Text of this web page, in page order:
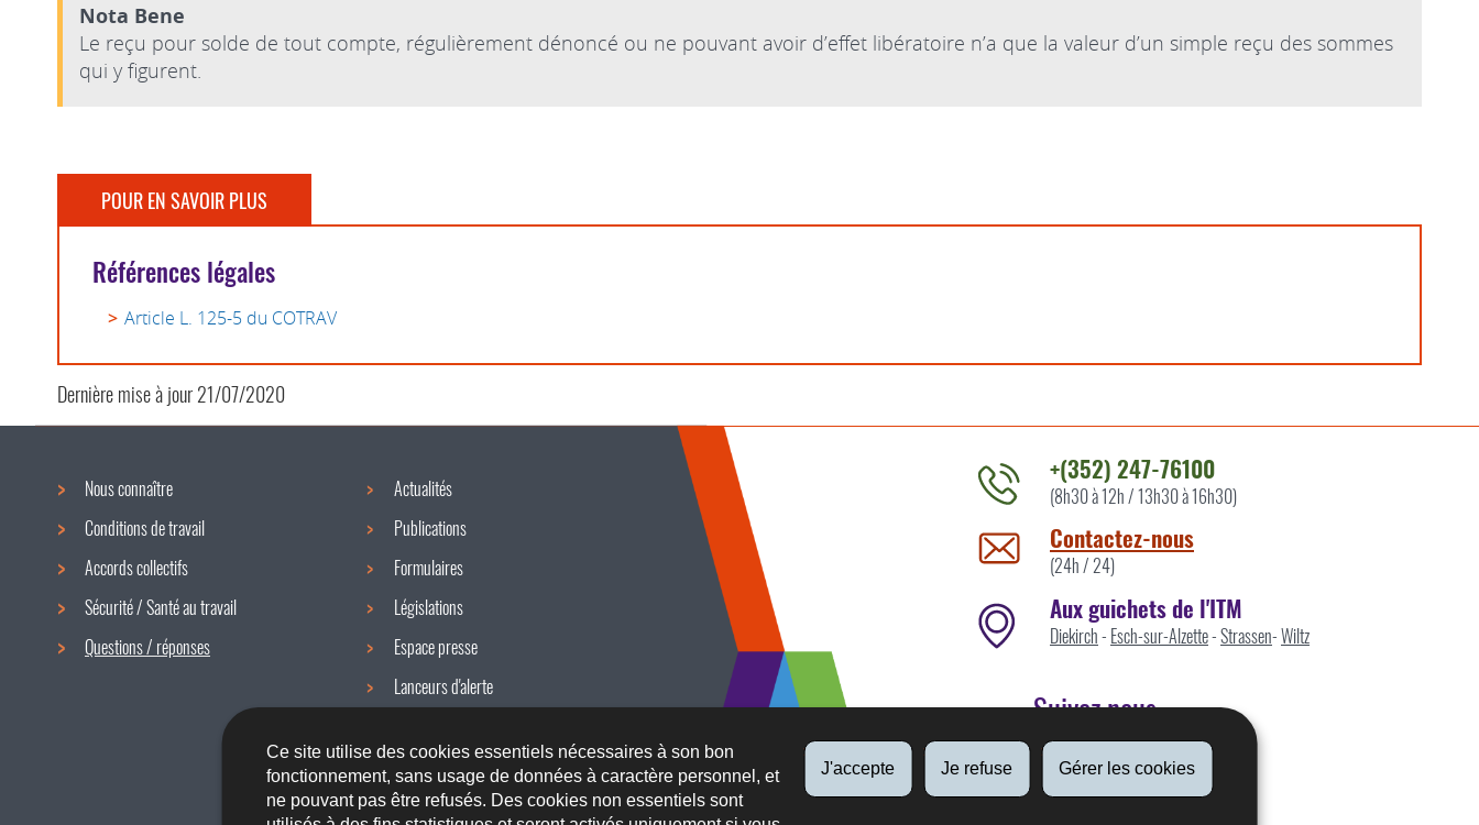
Ce site utilise des cookies essentiels nécessaires à son bon
fonctionnement, sans usage de données à caractère personnel, et
ne pouvant pas être refusés. Des cookies non essentiels sont
J'accepte Je refuse Gérer les cookies
Nota Bene
Le reçu pour solde de tout compte, régulièrement dénoncé ou ne pouvant avoir d’effet libératoire n’a que la valeur d’un simple reçu des sommes
qui y figurent.
POUR EN SAVOIR PLUS
Références légales
Article L. 125-5 du COTRAV
Dernière mise à jour21/07/2020
Menu
de
navigation
Nous connaître
Conditions de travail
Accords collectifs
Sécurité / Santé au travail
Questions / réponses
Actualités
Publications
Formulaires
Législations
Espace presse
Lanceurs d'alerte
Contacter
l'ITM
par
+(352) 247-76100
(8h30 à 12h / 13h30 à 16h30)
Contactez-nous
(24h / 24)
Aux guichets de l'ITM
Diekirch- Esch-sur-Alzette-Strassen-Wiltz
Suivez nous
Linkedin